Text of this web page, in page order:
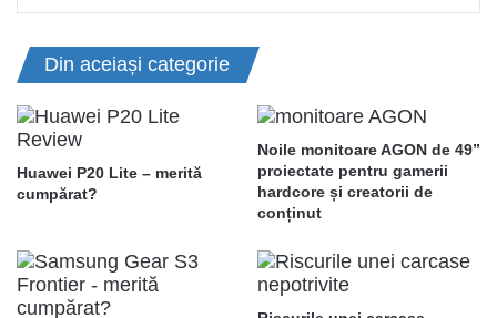
Din aceiași categorie
Huawei P20 Lite – merită
cumpărat?
Noile monitoare AGON de 49”
proiectate pentru gamerii
hardcore și creatorii de
conținut